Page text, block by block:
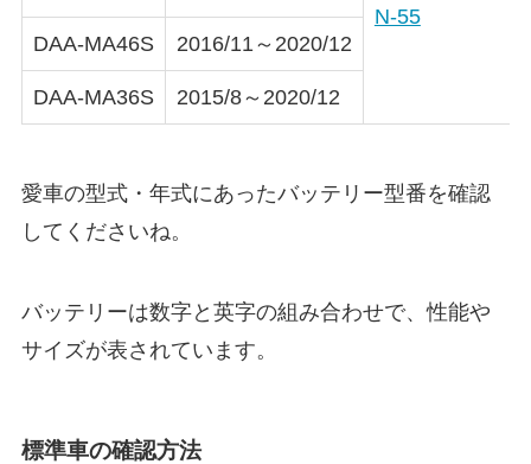
N-55
DAA-MA46S 2016/11～2020/12
DAA-MA36S 2015/8～2020/12
愛車の型式・年式にあったバッテリー型番を確認
してくださいね。
バッテリーは数字と英字の組み合わせで、性能や
サイズが表されています。
標準車の確認方法